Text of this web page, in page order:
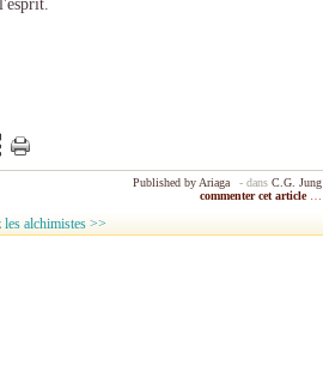
Published by Ariaga - dans C.G. Jung
commenter cet article
les alchimistes >>